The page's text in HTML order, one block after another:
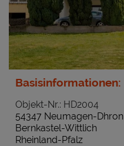
Basisinformationen:
Objekt-Nr.: HD2004
54347 Neumagen-Dhron
Bernkastel-Wittlich
Rheinland-Pfalz